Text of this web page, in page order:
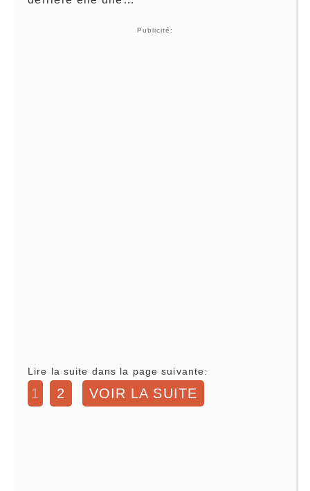
Publicité:
Lire la suite dans la page suivante:
1 2 VOIR LA SUITE